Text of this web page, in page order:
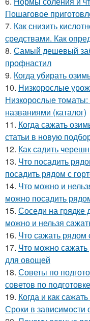
Пошаговое
7. Как снизить
средствами. Как
8. Самый дешевый
профнастил
9. Когда убирать
10. Низкорослые
Низкорослые
названиями (каталог)
11. Когда сажать
статьи в новую
12. Как садить
13. Что посадить
посадить рядом с
14. Что можно и
можно посадить
15. Соседи на грядке
можно и нельзя
16. Что сажать рядом
17. Что можно
для овощей
18. Советы по
советов по
19. Когда и как
Сроки в зависимости